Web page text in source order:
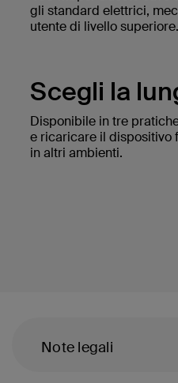
gli standard elettrici,
utente di livello superiore.
Scegli la
Disponibile in tre
e ricaricare il dispositivo
in altri ambienti.
Note legali